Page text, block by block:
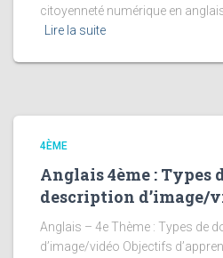
citoyenneté numérique en
Lire la suite
4ÈME
Anglais 4ème : Types
description d’image/
Anglais – 4e Thème : Types de
d’image/vidéo Objectifs